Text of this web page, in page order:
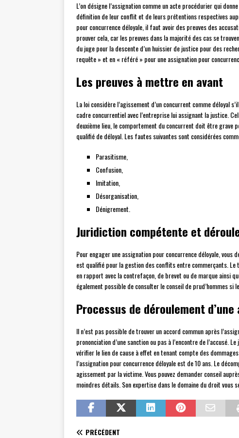
L’on désigne l’assignation comme un acte procédurier qui
définition de leur conflit et de leurs prétentions respectives
pour concurrence déloyale, il faut avoir des preuves des
prouver cela, car les preuves dans la majorité des cas se
du juge pour la descente d’un huissier de justice pour des
requête » et en « référé » pour une assignation pour
Les preuves à mettre en avant
La loi considère l’agissement d’un concurrent comme déloyal
cadre concurrentiel avec l’entreprise lui assignant la justice.
deuxième lieu, le comportement du concurrent doit être grave
qualifié de déloyal. Les fautes suivantes sont considérées
Parasitisme,
Confusion,
Imitation,
Désorganisation,
Dénigrement.
Juridiction compétente et
Pour engager une assignation pour concurrence déloyale,
est qualifié pour la gestion des conflits entre commerçants.
en rapport avec la contrefaçon, de brevet ou de marque ainsi
également possible de consulter le conseil de prud’hommes si
Processus de déroulement
Il n’est pas possible de trouver un accord commun après
prononciation d’une sanction ou pas à l’encontre de l’accusé.
vérifier le lien de cause à effet en tenant compte des
l’assignation pour concurrence déloyale est de 10 ans. Le
agissement par la victime. Vous pouvez demander conseil
moindres détails. Son expertise dans le domaine du droit vous
PRÉCÉDENT